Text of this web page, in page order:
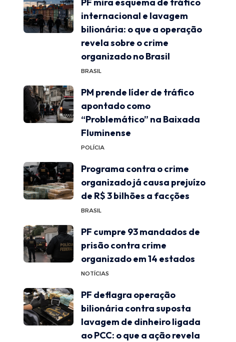
PF mira esquema de tráfico
internacional e lavagem
bilionária: o que a operação
revela sobre o crime
organizado no Brasil
BRASIL
PM prende líder de tráfico
apontado como
“Problemático” na Baixada
Fluminense
POLÍCIA
Programa contra o crime
organizado já causa prejuízo
de R$ 3 bilhões a facções
BRASIL
PF cumpre 93 mandados de
prisão contra crime
organizado em 14 estados
NOTÍCIAS
PF deflagra operação
bilionária contra suposta
lavagem de dinheiro ligada
ao PCC: o que a ação revela